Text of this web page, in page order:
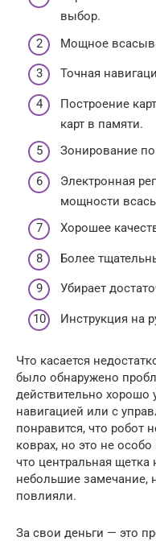
выбор.
Мощное
Точная
Построение
карт в памяти.
Зонирование
Электронная
мощности
Хорошее
Более
Убирает
Инструкция на
Что касается
было обнаружено
действительно хорошо
навигацией или с
понравится, что робот
коврах, но это не
что центральная щетка
небольшие замечание,
повлияли.
За свои деньги — это